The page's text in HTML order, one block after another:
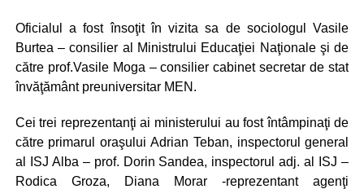
Oficialul a fost însoţit în vizita sa de sociologul Vasile
Burtea – consilier al Ministrului Educaţiei Naţionale şi de
către prof.Vasile Moga – consilier cabinet secretar de stat
învăţământ preuniversitar MEN.
Cei trei reprezentanţi ai ministerului au fost întâmpinaţi de
către primarul oraşului Adrian Teban, inspectorul general
al ISJ Alba – prof. Dorin Sandea, inspectorul adj. al ISJ –
Rodica Groza, Diana Morar -reprezentant agenţi